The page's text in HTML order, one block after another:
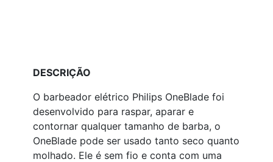
DESCRIÇÃO
O barbeador elétrico Philips OneBlade foi
desenvolvido para raspar, aparar e
contornar qualquer tamanho de barba, o
OneBlade pode ser usado tanto seco quanto
molhado. Ele é sem fio e conta com uma